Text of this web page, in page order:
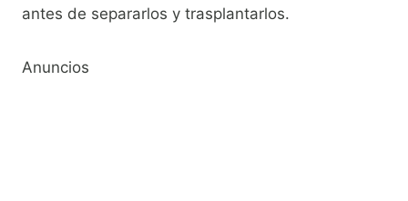
antes de separarlos y trasplantarlos.
Anuncios